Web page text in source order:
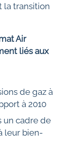
la transition
Air
liés aux
de gaz à
à 2010
un cadre de
leur bien-